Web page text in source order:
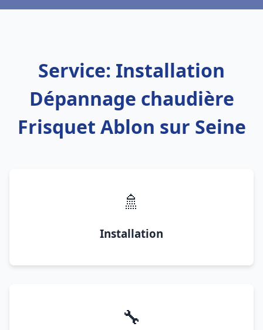
Service: Installation
Dépannage chaudière
Frisquet Ablon sur Seine
🚿
Installation
🔧